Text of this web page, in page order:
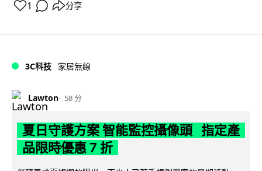
1 分享
3C科技 家居無線
Lawton 58 分
夏日守護方案 智能監控攝像頭 指定產
品限時優惠 7 折